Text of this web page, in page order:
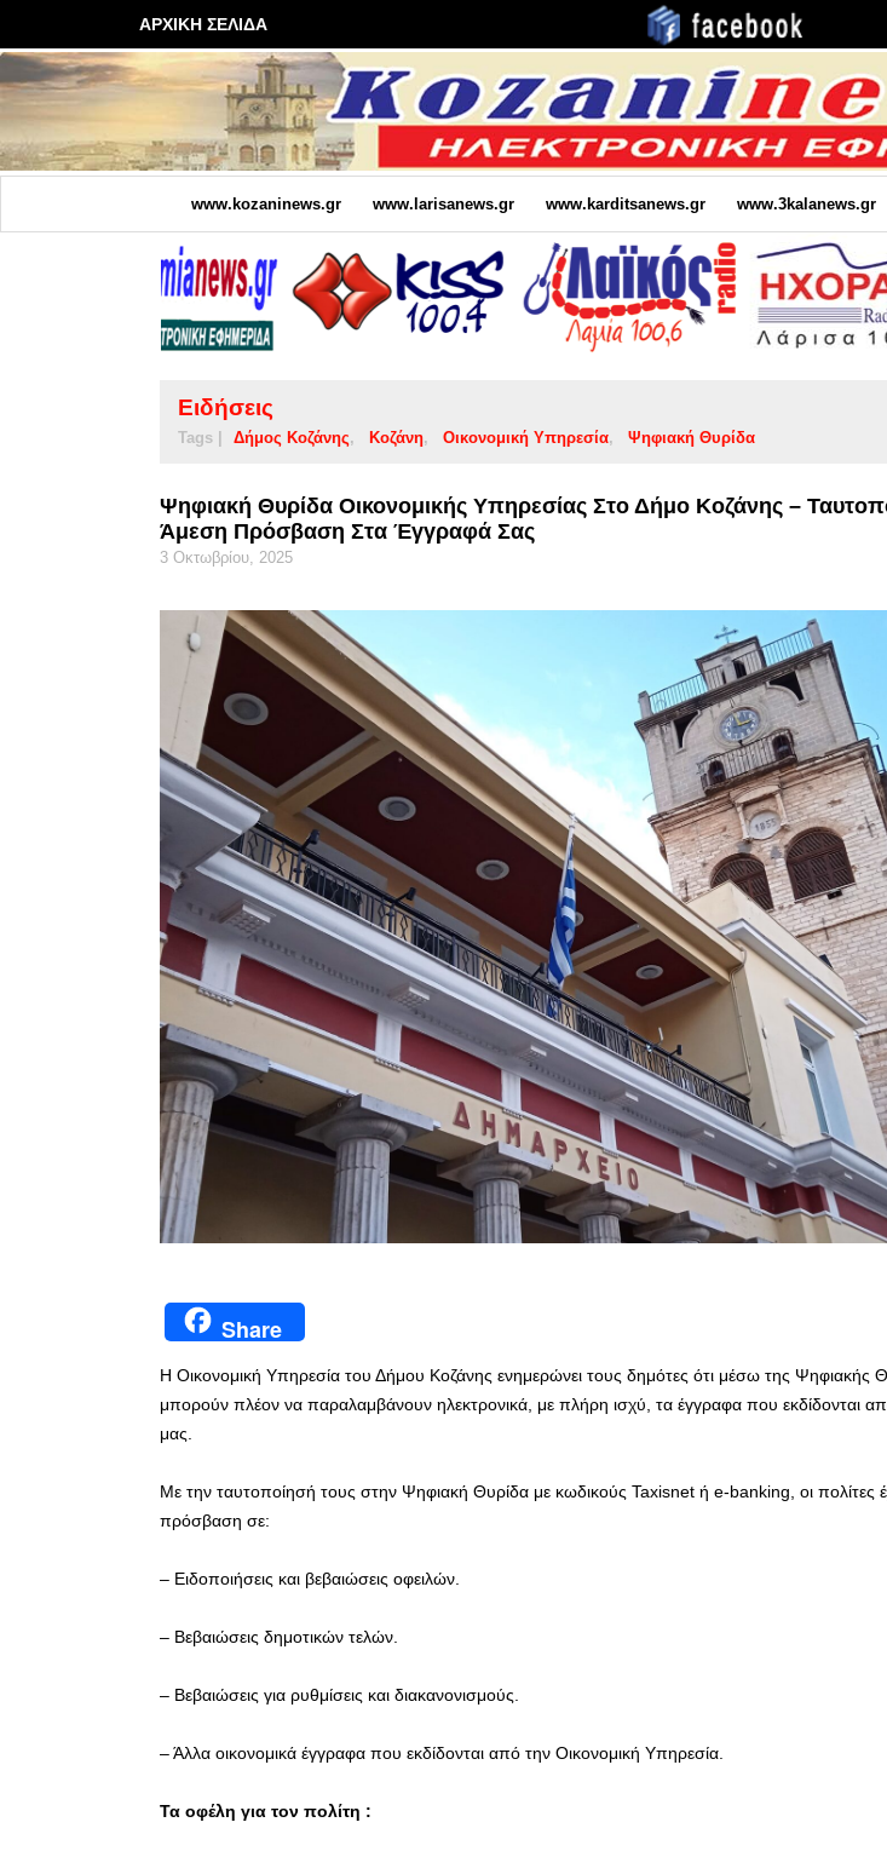
ΑΡΧΙΚΗ ΣΕΛΙΔΑ
www.kozaninews.gr www.larisanews.gr www.karditsanews.gr www.3kalanews.gr
Ειδήσεις
Tags | Δήμος Κοζάνης Κοζάνη Οικονομική Υπηρεσία Ψηφιακή Θυρίδα
Ψηφιακή Θυρίδα Οικονομικής Υπηρεσίας Στο Δήμο Κοζάνης –
Άμεση Πρόσβαση Στα Έγγραφά Σας
3 Οκτωβρίου, 2025
Share
Η Οικονομική Υπηρεσία του Δήμου Κοζάνης ενημερώνει τους δημότες ότι μέσω της Ψηφιακής
μπορούν πλέον να παραλαμβάνουν ηλεκτρονικά, με πλήρη ισχύ, τα έγγραφα που εκδίδονται
μας.
Με την ταυτοποίησή τους στην Ψηφιακή Θυρίδα με κωδικούς Taxisnet ή e-banking, οι πολίτες
πρόσβαση σε:
– Ειδοποιήσεις και βεβαιώσεις οφειλών.
– Βεβαιώσεις δημοτικών τελών.
– Βεβαιώσεις για ρυθμίσεις και διακανονισμούς.
– Άλλα οικονομικά έγγραφα που εκδίδονται από την Οικονομική Υπηρεσία.
Τα οφέλη για τον πολίτη :